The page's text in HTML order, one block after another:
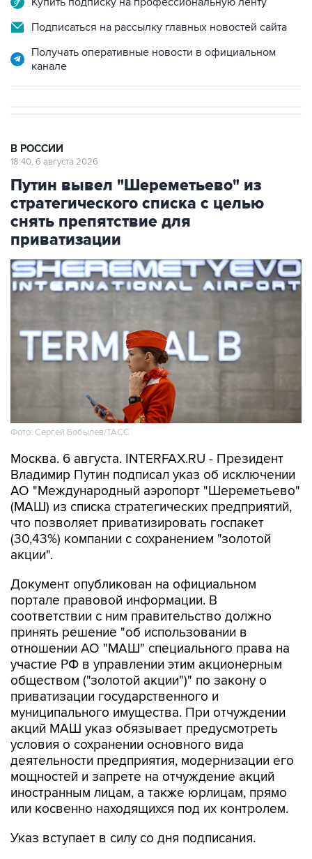
Подписаться на рассылку главных новостей сайта
Получать оперативные новости в официальном
канале
В РОССИИ
18:40, 6 августа 2026
Путин вывел "Шереметьево" из
стратегического списка с целью
снять препятствие для
приватизации
Фото: Сергей Бобылев/ТАСС
Москва. 6 августа. INTERFAX.RU - Президент
Владимир Путин подписал указ об исключении
АО "Международный аэропорт "Шереметьево"
(МАШ) из списка стратегических предприятий,
что позволяет приватизировать госпакет
(30,43%) компании с сохранением "золотой
акции".
Документ опубликован на официальном
портале правовой информации. В
соответствии с ним правительство должно
принять решение "об использовании в
отношении АО "МАШ" специального права на
участие РФ в управлении этим акционерным
обществом ("золотой акции")" по закону о
приватизации государственного и
муниципального имущества. При отчуждении
акций МАШ указ обязывает предусмотреть
условия о сохранении основного вида
деятельности предприятия, модернизации его
мощностей и запрете на отчуждение акций
иностранным лицам, а также юрлицам, прямо
или косвенно находящихся под их контролем.
Указ вступает в силу со дня подписания.